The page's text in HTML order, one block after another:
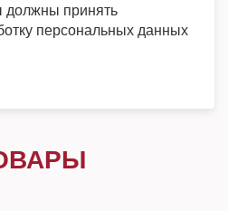
принять
персональных данных